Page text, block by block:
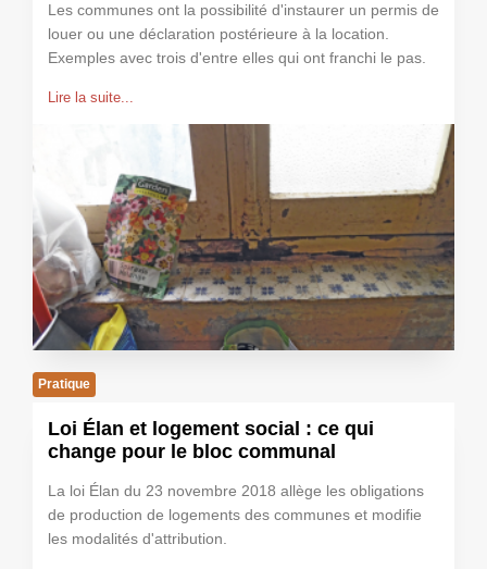
Les communes ont la possibilité d'instaurer un permis de
louer ou une déclaration postérieure à la location.
Exemples avec trois d'entre elles qui ont franchi le pas.
Lire la suite...
Pratique
Loi Élan et logement social : ce qui
change pour le bloc communal
La loi Élan du 23 novembre 2018 allège les obligations
de production de logements des communes et modifie
les modalités d'attribution.